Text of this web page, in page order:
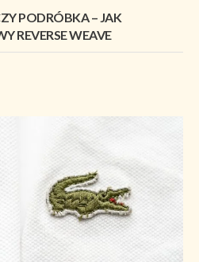
PODRÓBKA – JAK
REVERSE WEAVE